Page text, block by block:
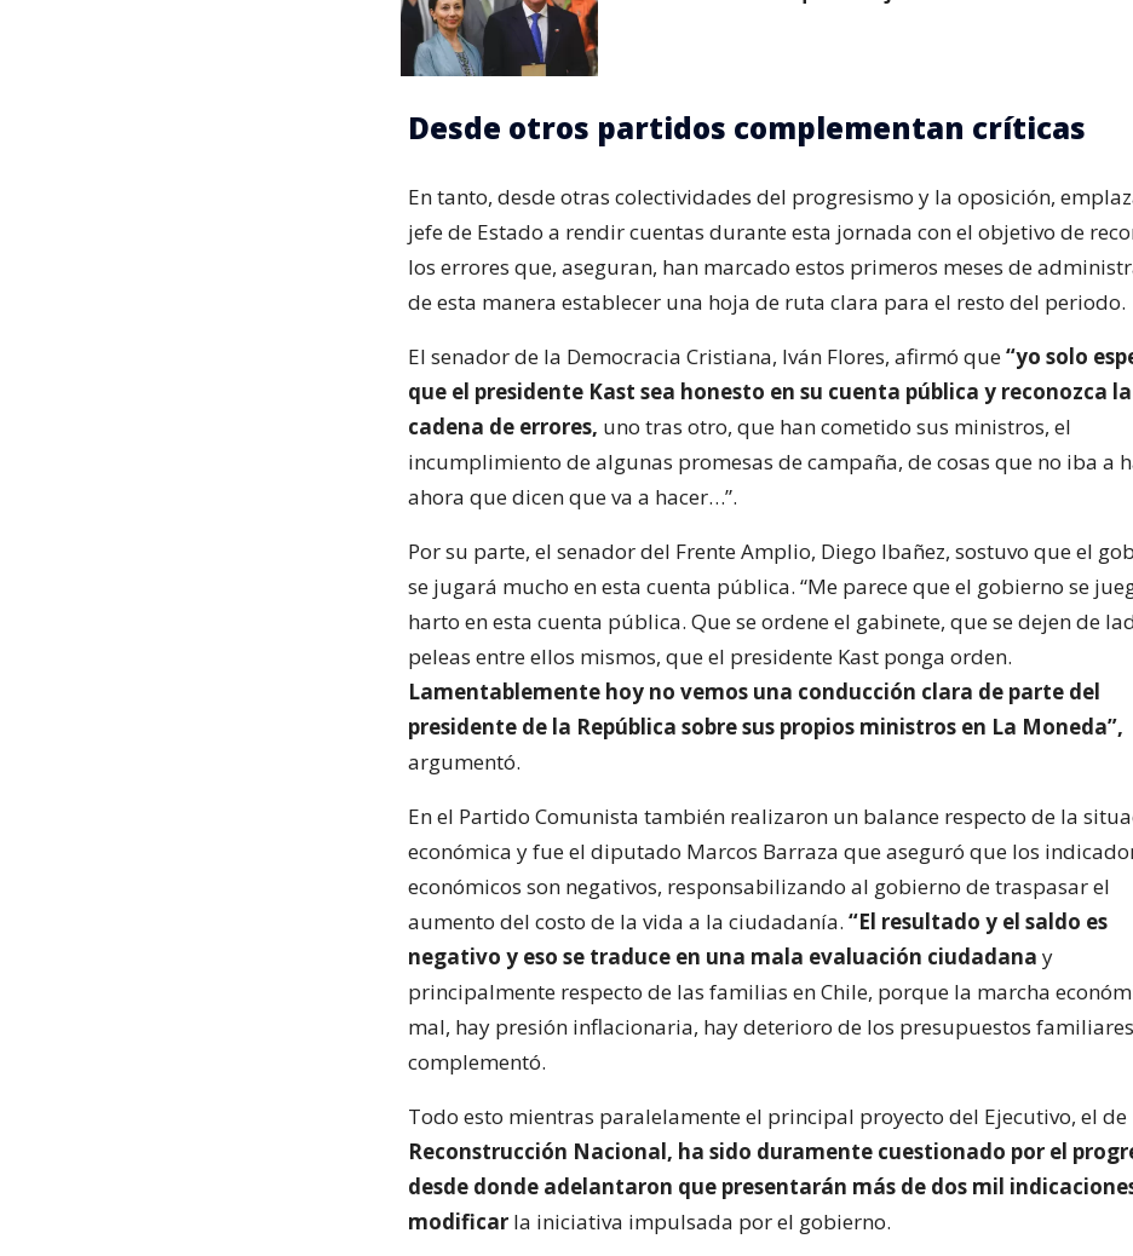
Desde otros partidos complementan críticas
En tanto, desde otras colectividades del progresismo y la oposición,
jefe de Estado a rendir cuentas durante esta jornada con el objetivo de
los errores que, aseguran, han marcado estos primeros meses de
de esta manera establecer una hoja de ruta clara para el resto del periodo.
El senador de la Democracia Cristiana, Iván Flores, afirmó que“yo solo
que el presidente Kast sea honesto en su cuenta pública y reconozca la
cadena de errores, uno tras otro, que han cometido sus ministros, el
incumplimiento de algunas promesas de campaña, de cosas que no iba a
ahora que dicen que va a hacer…”.
Por su parte, el senador del Frente Amplio, Diego Ibañez, sostuvo que el
se jugará mucho en esta cuenta pública. “Me parece que el gobierno se
harto en esta cuenta pública. Que se ordene el gabinete, que se dejen de
peleas entre ellos mismos, que el presidente Kast ponga orden.
Lamentablemente hoy no vemos una conducción clara de parte del
presidente de la República sobre sus propios ministros en La Moneda”,
argumentó.
En el Partido Comunista también realizaron un balance respecto de la
económica y fue el diputado Marcos Barraza que aseguró que los
económicos son negativos, responsabilizando al gobierno de traspasar el
aumento del costo de la vida a la ciudadanía. “El resultado y el saldo es
negativo y eso se traduce en una mala evaluación ciudadana y
principalmente respecto de las familias en Chile, porque la marcha
mal, hay presión inflacionaria, hay deterioro de los presupuestos
complementó.
Todo esto mientras paralelamente el principal proyecto del Ejecutivo, el de
Reconstrucción Nacional, ha sido duramente cuestionado por el
desde donde adelantaron que presentarán más de dos mil
modificar la iniciativa impulsada por el gobierno.